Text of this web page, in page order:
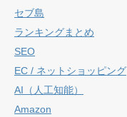
セブ島
ランキングまとめ
SEO
EC / ネットショッピング
AI（人工知能）
Amazon